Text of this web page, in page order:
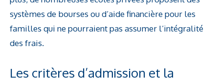
systèmes de bourses ou d’aide financière pour les
familles qui ne pourraient pas assumer l’intégralité
des frais.
Les critères d’admission et la